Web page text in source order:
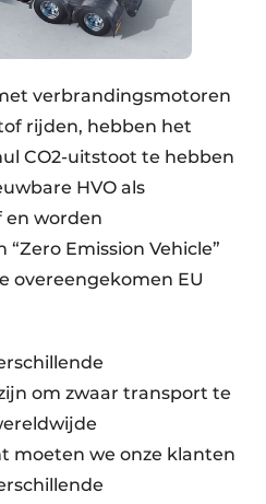
verbrandingsmotoren
rijden, hebben het
CO2-uitstoot te hebben
HVO als
worden
Emission Vehicle”
overeengekomen EU
om zwaar transport te
moeten we onze klanten